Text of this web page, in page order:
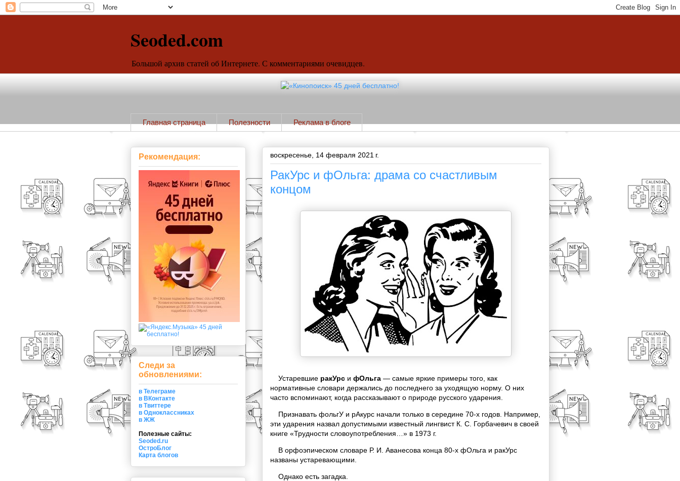
Seoded.com
Большой архив статей об Интернете. С комментариями очевидцев.
Главная страница Полезности Реклама в блоге
воскресенье, 14 февраля 2021 г.
РакУрс и фОльга: драма со счастливым
концом
Устаревшие ракУрс и фОльга — самые яркие примеры того, как
нормативные словари держались до последнего за уходящую норму. О них
часто вспоминают, когда рассказывают о природе русского ударения.
Признавать фольгУ и рАкурс начали только в середине 70-х годов. Например,
эти ударения назвал допустимыми известный лингвист К. С. Горбачевич в своей
книге «Трудности словоупотребления…» в 1973 г.
В орфоэпическом словаре Р. И. Аванесова конца 80-х фОльга и ракУрс
названы устаревающими.
Однако есть загадка.
Рекомендация:
Следи за
обновлениями:
в Телеграме
в ВКонтакте
в Твиттере
в Одноклассниках
в ЖЖ
Полезные сайты:
Seoded.ru
ОстроБлог
Карта блогов